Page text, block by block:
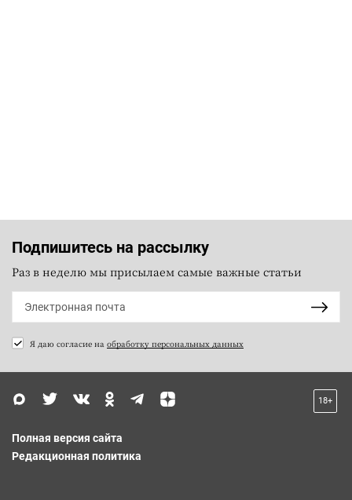
Подпишитесь на рассылку
Раз в неделю мы присылаем самые важные статьи
Я даю согласие на обработку персональных данных
18+
Полная версия сайта
Редакционная политика